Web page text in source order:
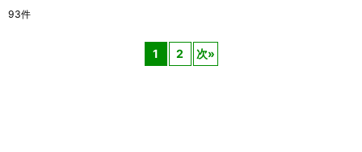
93件
1 2 次»